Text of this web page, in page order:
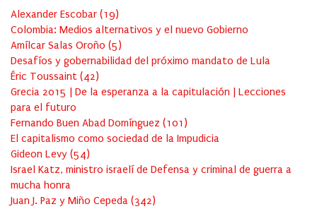
Alexander Escobar (19)
Colombia: Medios alternativos y el nuevo Gobierno
Amílcar Salas Oroño (5)
Desafíos y gobernabilidad del próximo mandato de Lula
Éric Toussaint (42)
Grecia 2015 | De la esperanza a la capitulación | Lecciones
para el futuro
Fernando Buen Abad Domínguez (101 )
El capitalismo como sociedad de la Impudicia
Gideon Levy (54)
Israel Katz, ministro israelí de Defensa y criminal de guerra a
mucha honra
Juan J. Paz y Miño Cepeda (342)